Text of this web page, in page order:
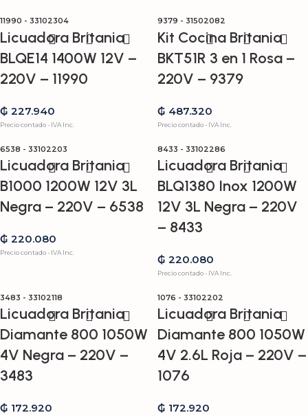
11990 - 33102304
Licuadora Britania
BLQE14 1400W 12V –
220V – 11990
₲ 227.940
Precio contado - IVA Inc.
9379 - 31502082
Kit Cocina Britania
BKT51R 3 en 1 Rosa –
220V – 9379
₲ 487.320
Precio contado - IVA Inc.
6538 - 33102203
Licuadora Britania
B1000 1200W 12V 3L
Negra – 220V – 6538
₲ 220.080
Precio contado - IVA Inc.
8433 - 33102286
Licuadora Britania
BLQ1380 Inox 1200W
12V 3L Negra – 220V
– 8433
₲ 220.080
Precio contado - IVA Inc.
3483 - 33102118
Licuadora Britania
Diamante 800 1050W
4V Negra – 220V –
3483
₲ 172.920
1076 - 33102202
Licuadora Britania
Diamante 800 1050W
4V 2.6L Roja – 220V –
1076
₲ 172.920